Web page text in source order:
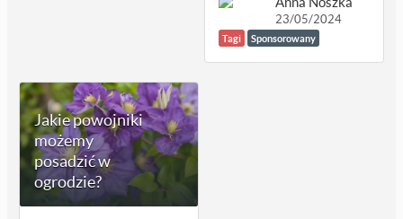
23/05/2024
Tagi Sponsorowany
Jakie powojniki
możemy
posadzić w
ogrodzie?